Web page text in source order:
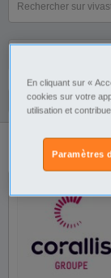
clé(s)
Catégorie
Filtres
2 annonces
En cliquant sur «
cookies sur votre
utilisation et
Paramètres